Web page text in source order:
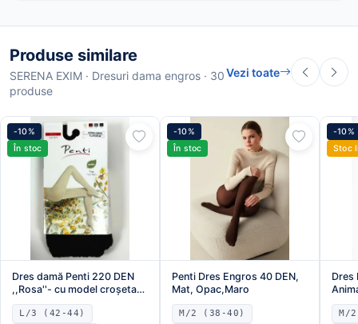
Produse similare
SERENA EXIM · Dresuri dama engros · 30
produse
Vezi toate
-10%
În stoc
Dres damă Penti 220 DEN
,,Rosa''- cu model croșetat,
Culoare maro ,Engros
L/3 (42-44)
-10%
În stoc
Penti Dres Engros 40 DEN,
Mat, Opac,Maro
M/2 (38-40)
-10%
Stoc
Dres
M/